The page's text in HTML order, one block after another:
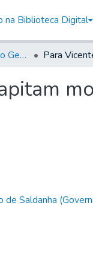
na Biblioteca Digital
Volume 83 - Ofícios do General Martim Lopes Lobo de Saldanha (Governador da Capitania): 1780- 1782
Saldanha